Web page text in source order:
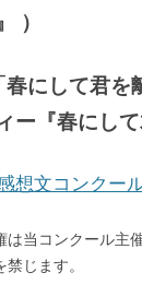
）
春にして君を
ー『春にして
想文コンクー
当コンクール主
じます。